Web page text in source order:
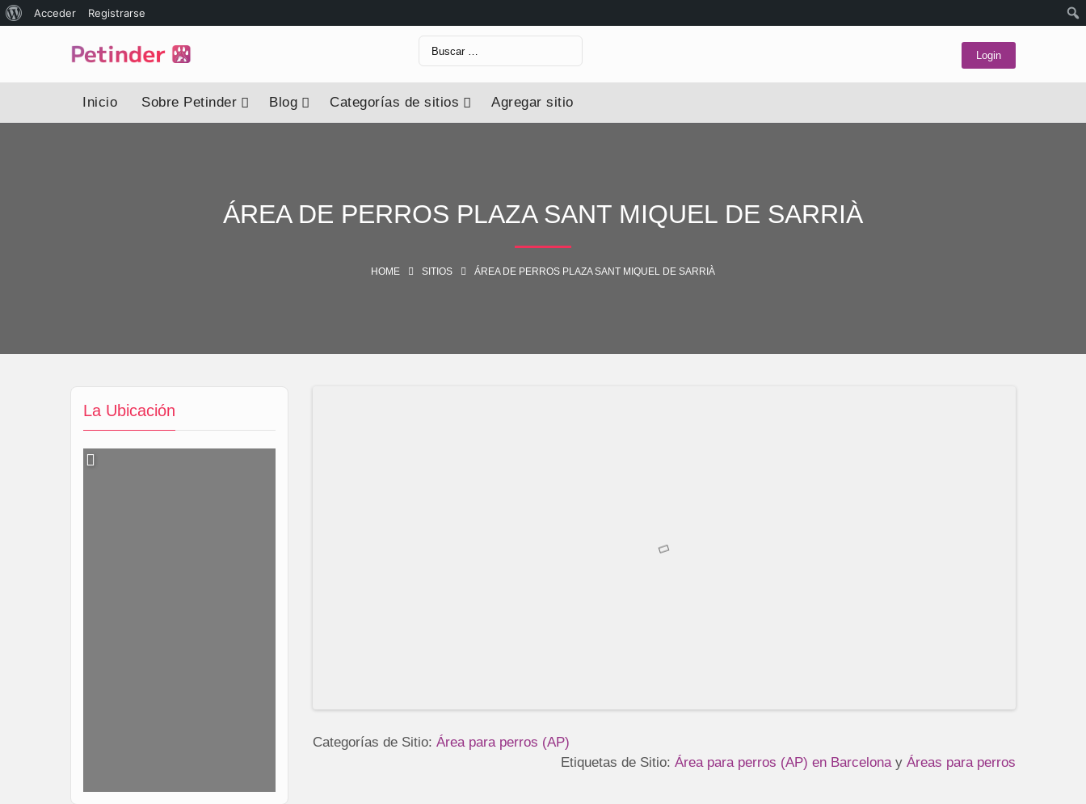
Acerca
WordPress
Acceder Registrarse
Buscar:
Login
Inicio Sobre Petinder Blog Categorías de sitios Agregar sitio
ÁREA DE PERROS PLAZA SANT MIQUEL DE SARRIÀ
HOME SITIOS ÁREA DE PERROS PLAZA SANT MIQUEL DE SARRIÀ
La Ubicación
Categorías de Sitio: Área para perros (AP)
Etiquetas de Sitio: Área para perros (AP) en Barcelonay Áreas para perros